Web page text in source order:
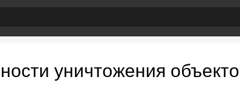
уничтожения